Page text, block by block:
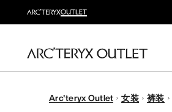
Arc'teryx Outlet 女装 裤装